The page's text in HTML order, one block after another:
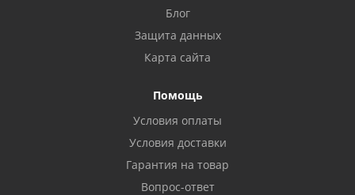
Блог
Защита данных
Карта сайта
Помощь
Условия оплаты
Условия доставки
Гарантия на товар
Вопрос-ответ